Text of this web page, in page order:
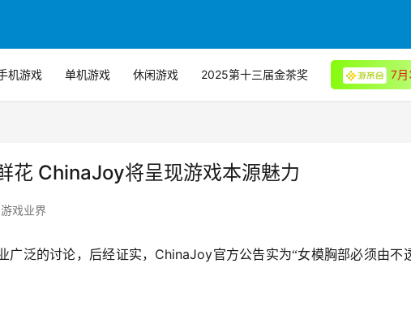
机游戏 单机游戏 休闲游戏 2025第十三届金茶奖 7
花 ChinaJoy将呈现游戏本源魅力
游戏业界
广泛的讨论，后经证实， ChinaJoy官方公告实为“女模胸部必须由不